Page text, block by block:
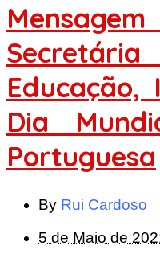
Educação,
Dia
Portuguesa
By Rui Cardoso
5 de Maio de